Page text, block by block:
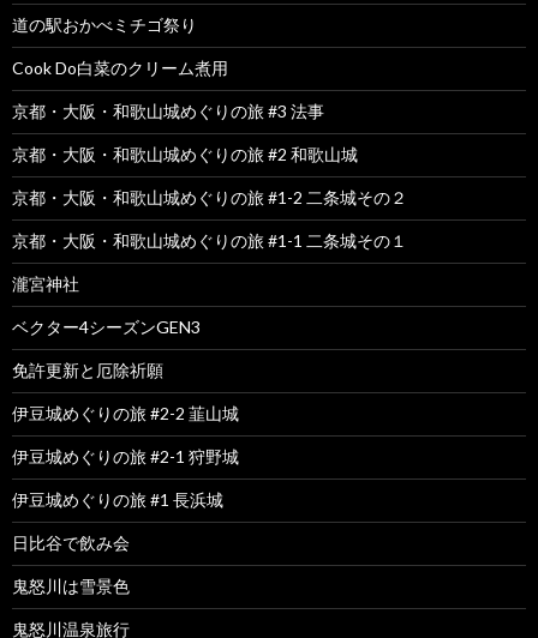
道の駅おかべミチゴ祭り
Cook Do白菜のクリーム煮用
京都・大阪・和歌山城めぐりの旅 #3 法事
京都・大阪・和歌山城めぐりの旅 #2 和歌山城
京都・大阪・和歌山城めぐりの旅 #1-2 二条城その２
京都・大阪・和歌山城めぐりの旅 #1-1 二条城その１
瀧宮神社
ベクター4シーズンGEN3
免許更新と厄除祈願
伊豆城めぐりの旅 #2-2 韮山城
伊豆城めぐりの旅 #2-1 狩野城
伊豆城めぐりの旅 #1 長浜城
日比谷で飲み会
鬼怒川は雪景色
鬼怒川温泉旅行